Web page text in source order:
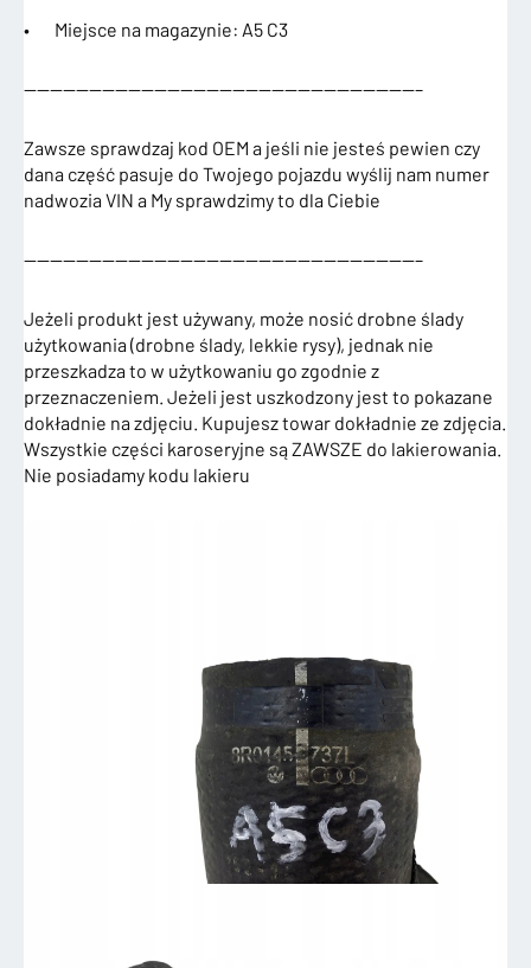
• Miejsce na magazynie: A5 C3
——————————————————————————————–
Zawsze sprawdzaj kod OEM a jeśli nie jesteś pewien czy
dana część pasuje do Twojego pojazdu wyślij nam numer
nadwozia VIN a My sprawdzimy to dla Ciebie
——————————————————————————————–
Jeżeli produkt jest używany, może nosić drobne ślady
użytkowania (drobne ślady, lekkie rysy), jednak nie
przeszkadza to w użytkowaniu go zgodnie z
przeznaczeniem. Jeżeli jest uszkodzony jest to pokazane
dokładnie na zdjęciu. Kupujesz towar dokładnie ze zdjęcia.
Wszystkie części karoseryjne są ZAWSZE do lakierowania.
Nie posiadamy kodu lakieru